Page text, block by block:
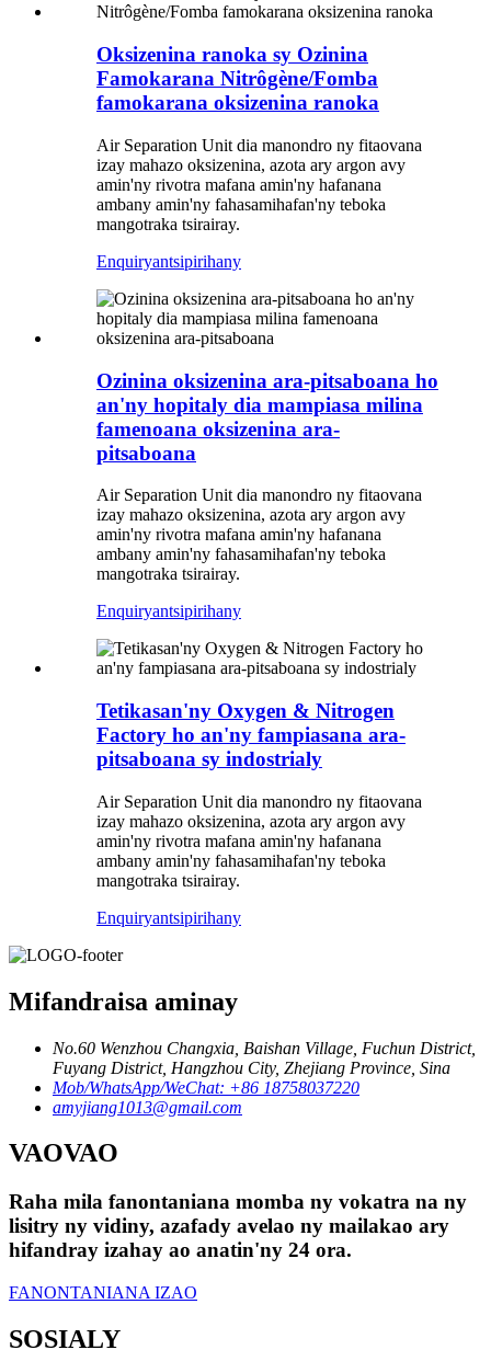
Oksizenina ranoka sy Ozinina
Famokarana Nitrôgène/Fomba
famokarana oksizenina ranoka
Air Separation Unit dia manondro ny fitaovana
izay mahazo oksizenina, azota ary argon avy
amin'ny rivotra mafana amin'ny hafanana
ambany amin'ny fahasamihafan'ny teboka
mangotraka tsirairay.
Enquiryantsipirihany
Ozinina oksizenina ara-pitsaboana ho
an'ny hopitaly dia mampiasa milina
famenoana oksizenina ara-
pitsaboana
Air Separation Unit dia manondro ny fitaovana
izay mahazo oksizenina, azota ary argon avy
amin'ny rivotra mafana amin'ny hafanana
ambany amin'ny fahasamihafan'ny teboka
mangotraka tsirairay.
Enquiryantsipirihany
Tetikasan'ny Oxygen & Nitrogen
Factory ho an'ny fampiasana ara-
pitsaboana sy indostrialy
Air Separation Unit dia manondro ny fitaovana
izay mahazo oksizenina, azota ary argon avy
amin'ny rivotra mafana amin'ny hafanana
ambany amin'ny fahasamihafan'ny teboka
mangotraka tsirairay.
Enquiryantsipirihany
Mifandraisa aminay
No.60 Wenzhou Changxia, Baishan Village, Fuchun District,
Fuyang District, Hangzhou City, Zhejiang Province, Sina
Mob/WhatsApp/WeChat: +86 18758037220
amyjiang1013@gmail.com
VAOVAO
Raha mila fanontaniana momba ny vokatra na ny
lisitry ny vidiny, azafady avelao ny mailakao ary
hifandray izahay ao anatin'ny 24 ora.
FANONTANIANA IZAO
SOSIALY